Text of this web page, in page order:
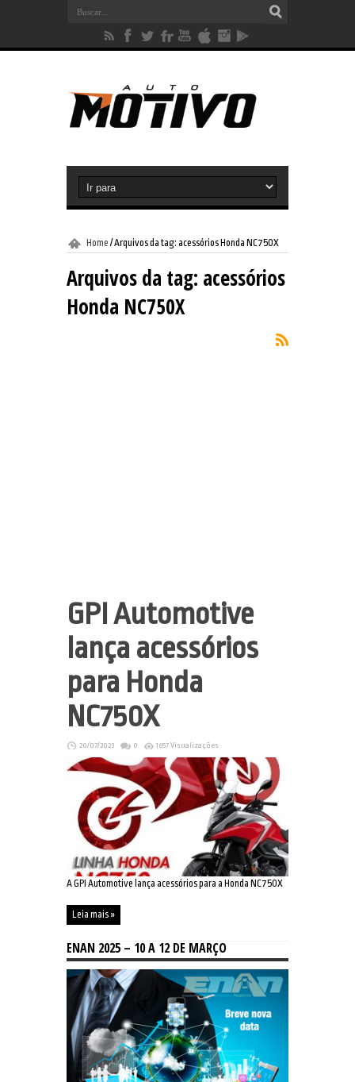
Home /Arquivos da tag: acessórios Honda NC750X
Arquivos da tag: acessórios
Honda NC750X
GPI Automotive
lança acessórios
para Honda
NC750X
20/07/2023 0 1657 Visualizações
A GPI Automotive lança acessórios para a Honda NC750X
Leia mais »
ENAN 2025 – 10 A 12 DE MARÇO